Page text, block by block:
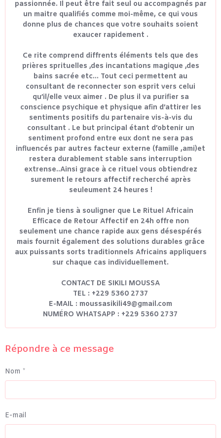
passionnée. Il peut être fait seul ou accompagnés par
un maitre qualifiés comme moi-même, ce qui vous
donne plus de chances que votre souhaits soient
exaucer rapidement .
Ce rite comprend diffrents éléments tels que des
prières sprituelles ,des incantations magique ,des
bains sacrée etc... Tout ceci permettent au
consultant de reconnecter son esprit vers celui
qu’il/elle veux aimer . De plus il va purifier sa
conscience psychique et physique afin d’attirer les
sentiments positifs du partenaire vis-à-vis du
consultant . Le but principal étant d’obtenir un
sentiment profond entre eux dont ne sera pas
influencés par autres facteur externe (famille ,ami)et
restera durablement stable sans interruption
extrense..Ainsi grace à ce rituel vous obtiendrez
surement le retours affectif recherché après
seuleument 24 heures !
Enfin je tiens à souligner que Le Rituel Africain
Efficace de Retour Affectif en 24h offre non
seulement une chance rapide aux gens désespérés
mais fournit également des solutions durables grâce
aux puissants sorts traditionnels Africains appliquers
sur chaque cas individuellement.
CONTACT DE SIKILI MOUSSA
TEL : +229 5360 2737
E-MAIL : moussasikili49@gmail.com
NUMÉRO WHATSAPP : +229 5360 2737
Répondre à ce message
Nom
E-mail